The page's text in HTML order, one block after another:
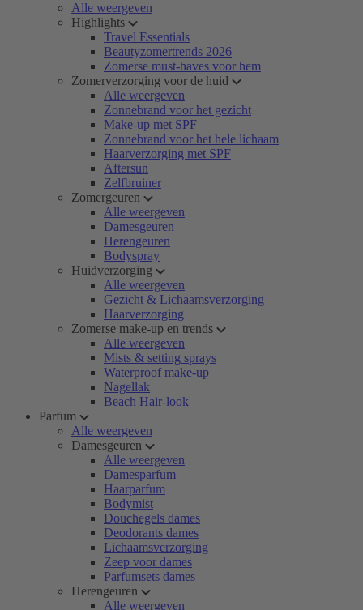
Alle weergeven
Highlights
Travel Essentials
Beautyzomertrends 2026
Zomerse must-haves voor hem
Zomerverzorging voor de huid
Alle weergeven
Zonnebrand voor het gezicht
Make-up met SPF
Zonnebrand voor het hele lichaam
Haarverzorging met SPF
Aftersun
Zelfbruiner
Zomergeuren
Alle weergeven
Damesgeuren
Herengeuren
Bodyspray
Huidverzorging
Alle weergeven
Gezicht & Lichaamsverzorging
Haarverzorging
Zomerse make-up en trends
Alle weergeven
Mists & setting sprays
Waterproof make-up
Nagellak
Beach Hair-look
Parfum
Alle weergeven
Damesgeuren
Alle weergeven
Damesparfum
Haarparfum
Bodymist
Douchegels dames
Deodorants dames
Lichaamsverzorging
Zeep voor dames
Parfumsets dames
Herengeuren
Alle weergeven